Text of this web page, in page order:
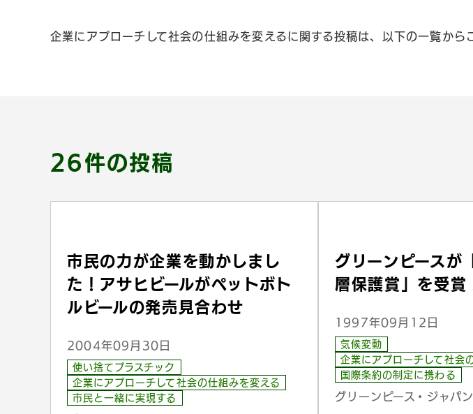
企業にアプローチして社会の仕組みを変えるに関する投稿は、以下の一覧から
26件の投稿
市民の力が企業を動かしまし
た！アサヒビールがペットボト
ルビールの発売見合わせ
2004年09月30日
使い捨てプラスチック
企業にアプローチして社会の仕組みを変える
市民と一緒に実現する
グリーンピースが
層保護賞」を受賞
1997年09月12日
気候変動
企業にアプローチして社会
国際条約の制定に携わる
グリーンピース・ジャパン